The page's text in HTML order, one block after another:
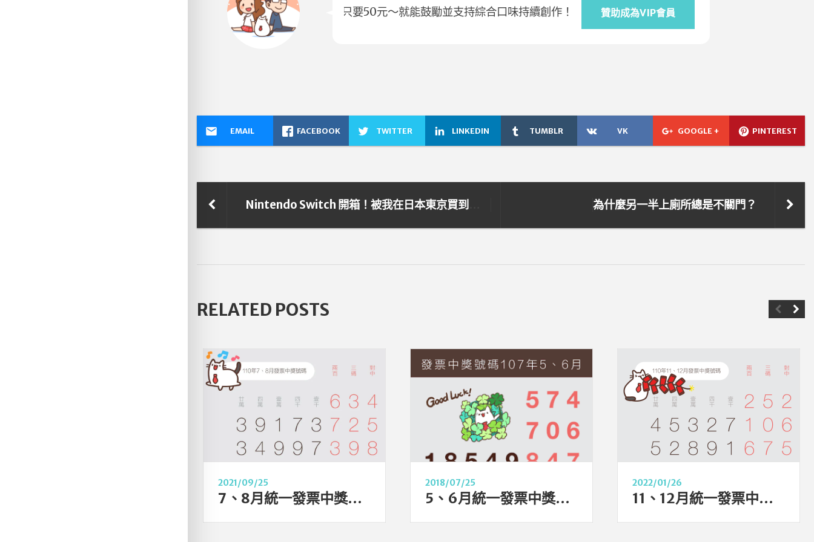
只要50元～就能鼓勵並支持綜合口味持續創作！ 贊助成為VIP會員
EMAIL FACEBOOK TWITTER LINKEDIN TUMBLR VK GOOGLE + PINTEREST
為什麼另一半上廁所總是不關門？
RELATED POSTS
2021/09/25
7、8月統一發票中獎號碼（110年、2021年）
2018/07/25
5、6月統一發票中獎號碼（107年）
2022/01/26
11、12月統一發票中獎號碼（110年、2021年）